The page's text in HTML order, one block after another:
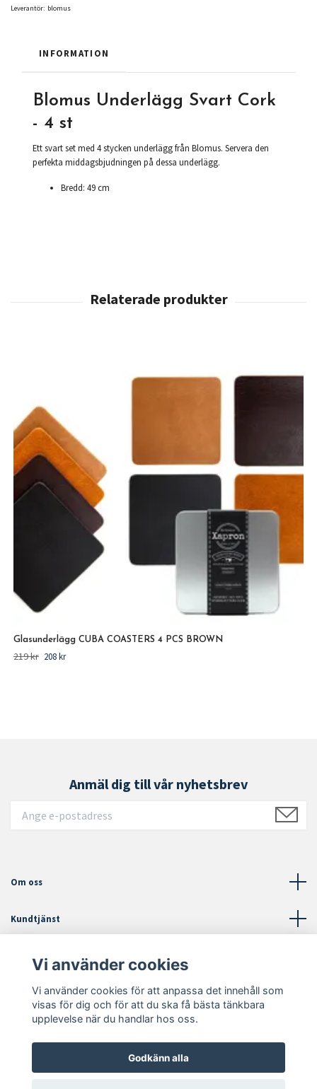
Leverantör: blomus
INFORMATION
Blomus Underlägg Svart Cork
- 4 st
Ett svart set med 4 stycken underlägg från Blomus. Servera den
perfekta middagsbjudningen på dessa underlägg.
Bredd: 49 cm
Glasunderlägg CUBA COASTERS 4 PCS BROWN
219 kr 208 kr
Anmäl dig till vår nyhetsbrev
Om oss
Kundtjänst
Sociala medier
Vi använder cookies
Vi använder cookies för att anpassa det innehåll som
visas för dig och för att du ska få bästa tänkbara
upplevelse när du handlar hos oss.
Godkänn alla